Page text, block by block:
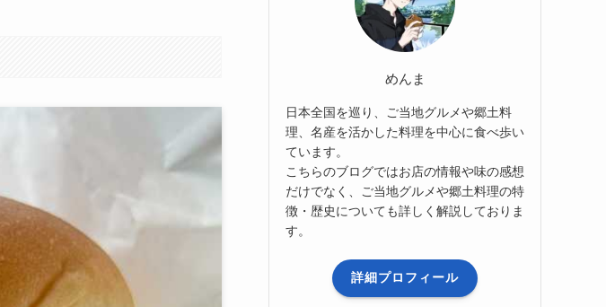
めんま
日本全国を巡り、ご当地グルメや郷土料
理、名産を活かした料理を中心に食べ歩い
ています。
こちらのブログではお店の情報や味の感想
だけでなく、ご当地グルメや郷土料理の特
徴・歴史についても詳しく解説しておりま
す。
詳細プロフィール